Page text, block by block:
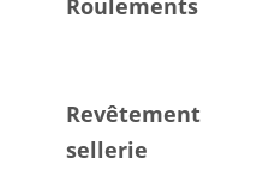
Roulements
Revêtement
sellerie